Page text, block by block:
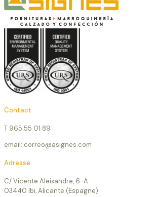
Contact
T 965 55 01 89
email: correo@asignes.com
Adresse
C/ Vicente Aleixandre, 6-A
03440 Ibi, Alicante (Espagne)